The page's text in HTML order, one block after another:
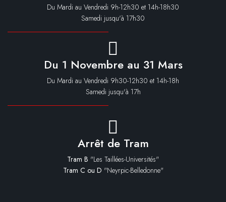
Du Mardi au Vendredi 9h-12h30 et 14h-18h30
Samedi jusqu'à 17h30
Du 1 Novembre au 31 Mars
Du Mardi au Vendredi 9h30-12h30 et 14h-18h
Samedi jusqu'à 17h
Arrêt de Tram
Tram B "Les Taillées-Universités"
Tram C ou D "Neyrpic-Belledonne"